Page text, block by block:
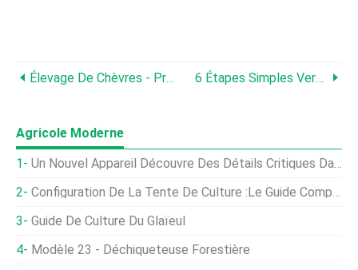
Élevage De Chèvres - Premiers Pas Avec Les Bases 6 Étapes Simples Vers La Culture Commerciale Des Champignons En Inde
Agricole Moderne
Un Nouvel Appareil Découvre Des Détails Critiques Dans La Saleté En Temps Réel
Configuration De La Tente De Culture :le Guide Complet
Guide De Culture Du Glaïeul
Modèle 23 - Déchiqueteuse Forestière